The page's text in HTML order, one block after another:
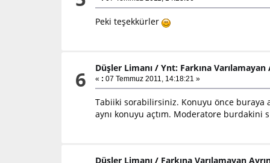
Peki teşekkürler
6 Düşler Limanı /Ynt: Farkına Varılamayan
« : 07 Temmuz 2011, 14:18:21 »
Tabiiki sorabilirsiniz. Konuyu önce buraya
aynı konuyu açtım. Moderatore
Düşler Limanı / Farkına Varılamayan